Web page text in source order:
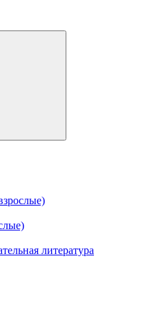
литература